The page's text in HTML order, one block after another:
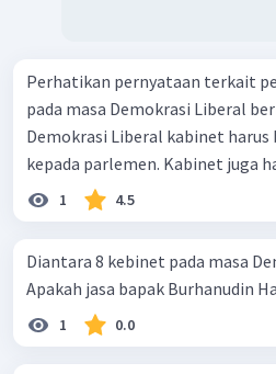
Perhatikan pernyataan terkait
pada masa Demokrasi Liberal berikut!
Demokrasi Liberal kabinet
kepada parlemen. Kabinet juga
1 4.5
Diantara 8 kebinet pada masa
Apakah jasa bapak Burhanudin
1 0.0